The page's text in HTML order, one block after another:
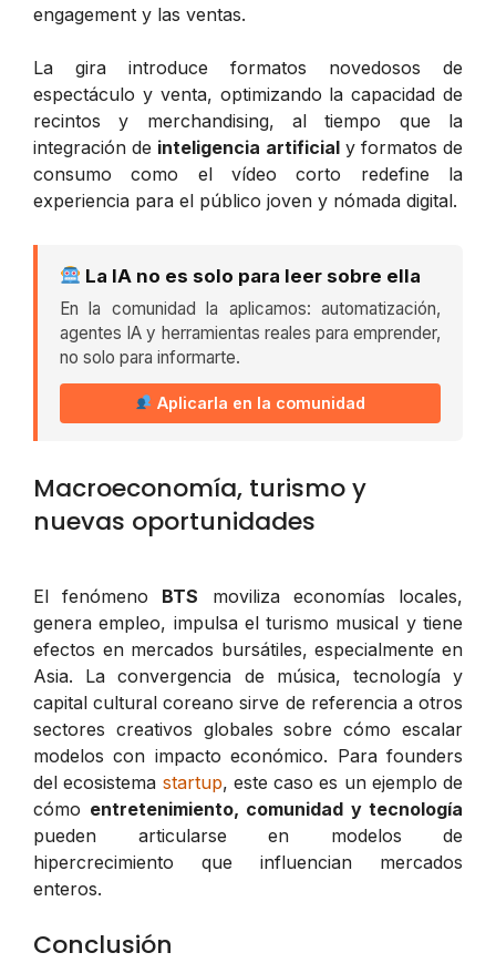
engagement y las ventas.
La gira introduce formatos novedosos de
espectáculo y venta, optimizando la capacidad de
recintos y merchandising, al tiempo que la
integración de inteligencia artificialy formatos de
consumo como el vídeo corto redefine la
experiencia para el público joven y nómada digital.
La IA no es solo para leer sobre ella
En la comunidad la aplicamos: automatización,
agentes IA y herramientas reales para emprender,
no solo para informarte.
Aplicarla en la comunidad
Macroeconomía, turismo y
nuevas oportunidades
El fenómeno BTS moviliza economías locales,
genera empleo, impulsa el turismo musical y tiene
efectos en mercados bursátiles, especialmente en
Asia. La convergencia de música, tecnología y
capital cultural coreano sirve de referencia a otros
sectores creativos globales sobre cómo escalar
modelos con impacto económico. Para founders
del ecosistema startup, este caso es un ejemplo de
cómo entretenimiento, comunidad y tecnología
pueden articularse en modelos de
hipercrecimiento que influencian mercados
enteros.
Conclusión